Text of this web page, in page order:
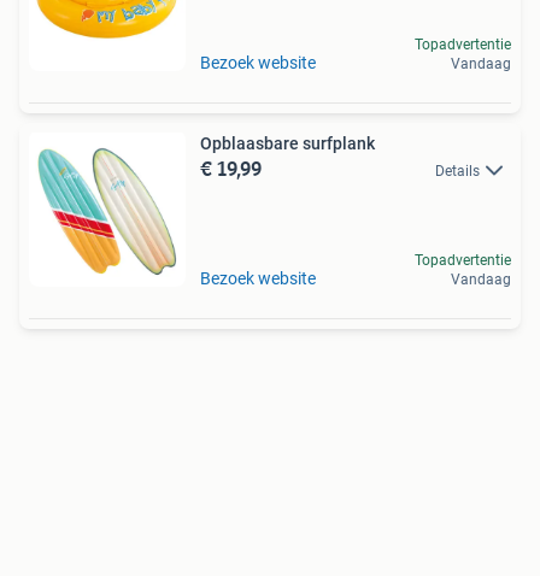
Bezoek website
Topadvertentie
Vandaag
Opblaasbare surfplank
€ 19,99 Details
Bezoek website
Topadvertentie
Vandaag